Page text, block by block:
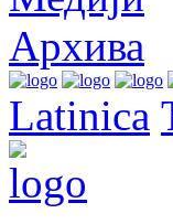
Архива
Latinica